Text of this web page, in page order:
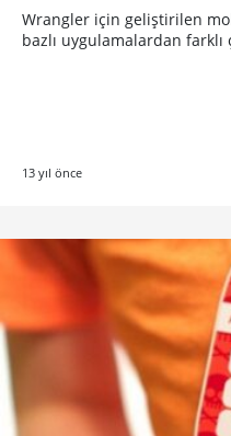
Wrangler için geliştirilen
bazlı uygulamalardan farklı
13 yıl önce